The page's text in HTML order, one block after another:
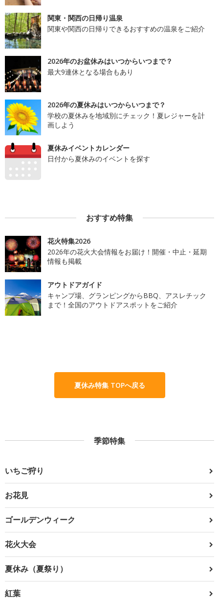
関東・関西の日帰り温泉
関東や関西の日帰りできるおすすめの温泉をご紹介
2026年のお盆休みはいつからいつまで？
最大9連休となる場合もあり
2026年の夏休みはいつからいつまで？
学校の夏休みを地域別にチェック！夏レジャーを計
画しよう
夏休みイベントカレンダー
日付から夏休みのイベントを探す
おすすめ特集
花火特集2026
2026年の花火大会情報をお届け！開催・中止・延期
情報も掲載
アウトドアガイド
キャンプ場、グランピングからBBQ、アスレチック
まで！全国のアウトドアスポットをご紹介
夏休み特集 TOPへ戻る
季節特集
いちご狩り
お花見
ゴールデンウィーク
花火大会
夏休み（夏祭り）
紅葉